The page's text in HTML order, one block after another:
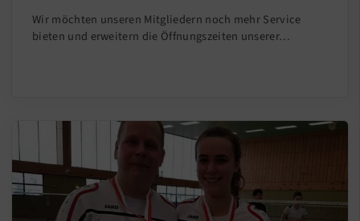
Wir möchten unseren Mitgliedern noch mehr Service
bieten und erweitern die Öffnungszeiten unserer…